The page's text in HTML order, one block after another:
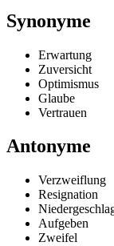
Synonyme
Erwartung
Zuversicht
Optimismus
Glaube
Vertrauen
Antonyme
Verzweiflung
Resignation
Aufgeben
Zweifel